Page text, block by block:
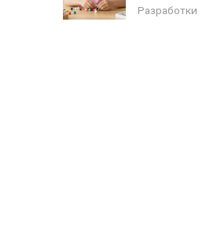
Разработки